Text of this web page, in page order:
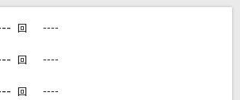
回 ----
回 ----
回 ----